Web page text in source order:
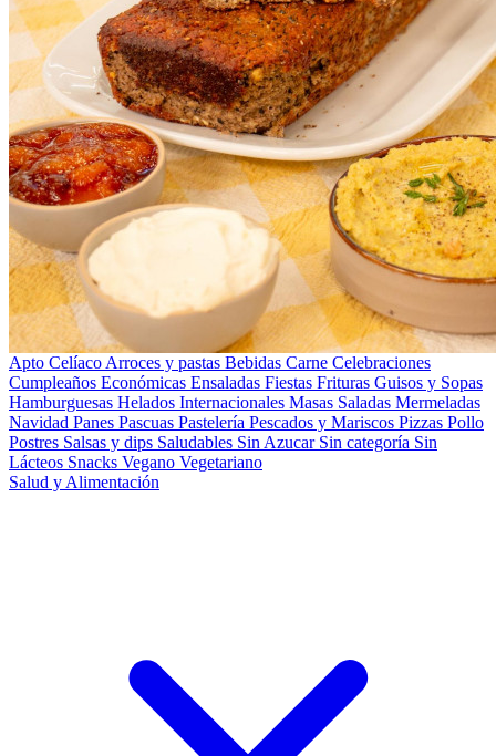
Apto Celíaco Arroces y pastas Bebidas Carne Celebraciones
Cumpleaños Económicas Ensaladas Fiestas Frituras Guisos y Sopas
Hamburguesas Helados Internacionales Masas Saladas Mermeladas
Navidad Panes Pascuas Pastelería Pescados y Mariscos Pizzas Pollo
Postres Salsas y dips Saludables Sin Azucar Sin categoría Sin
Lácteos Snacks Vegano Vegetariano
Salud y Alimentación